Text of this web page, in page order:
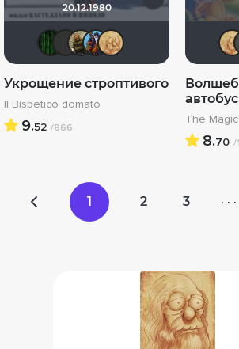
20.12.1980
MatrixФрэнк Пинатра
!!!Screamer!!!
ZOYBERG
Укрощение строптивого
Il Bisbetico domato
9.52 /866
автобус
The
8.70 /
1 2 3 · · ·